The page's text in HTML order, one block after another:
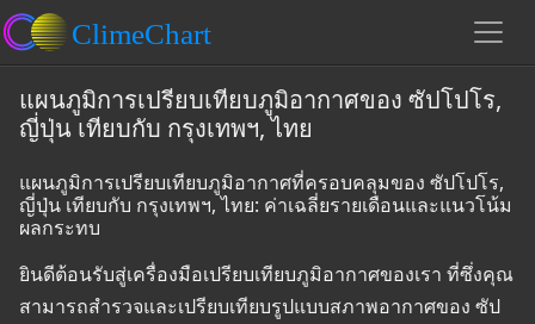
แผนภูมิการเปรียบเทียบภูมิอากาศของ ซัปโปโร,
ญี่ปุ่น เทียบกับ กรุงเทพฯ, ไทย
แผนภูมิการเปรียบเทียบภูมิอากาศที่ครอบคลุมของ ซัปโปโร,
ญี่ปุ่น เทียบกับ กรุงเทพฯ, ไทย: ค่าเฉลี่ยรายเดือนและแนวโน้ม
ผลกระทบ
ยินดีต้อนรับสู่เครื่องมือเปรียบเทียบภูมิอากาศของเรา ที่ซึ่งคุณ
สามารถสำรวจและเปรียบเทียบรูปแบบสภาพอากาศของ ซัป